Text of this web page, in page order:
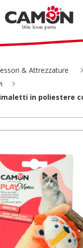
& Attrezzature
in poliestere